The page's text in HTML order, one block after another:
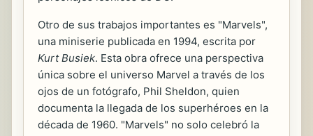
Otro de sus trabajos importantes es "Marvels",
una miniserie publicada en 1994, escrita por
Kurt Busiek. Esta obra ofrece una perspectiva
única sobre el universo Marvel a través de los
ojos de un fotógrafo, Phil Sheldon, quien
documenta la llegada de los superhéroes en la
década de 1960. "Marvels" no solo celebró la